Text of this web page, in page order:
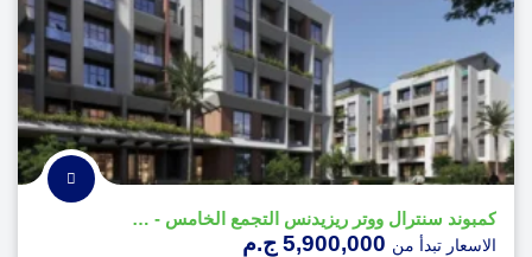
كمبوند سنترال ووتر ريزيدنس التجمع الخامس - Central Water Residences
الاسعار تبدأ من